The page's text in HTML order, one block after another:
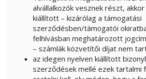
alvállalkozók vesznek részt,
kiállított – kizárólag a támogatási
szerződésben/támogatói
felhívásban meghatározott
– számlák közvetítői díjat nem
az idegen nyelven kiállított
szerződések mellé ezek tartalmi